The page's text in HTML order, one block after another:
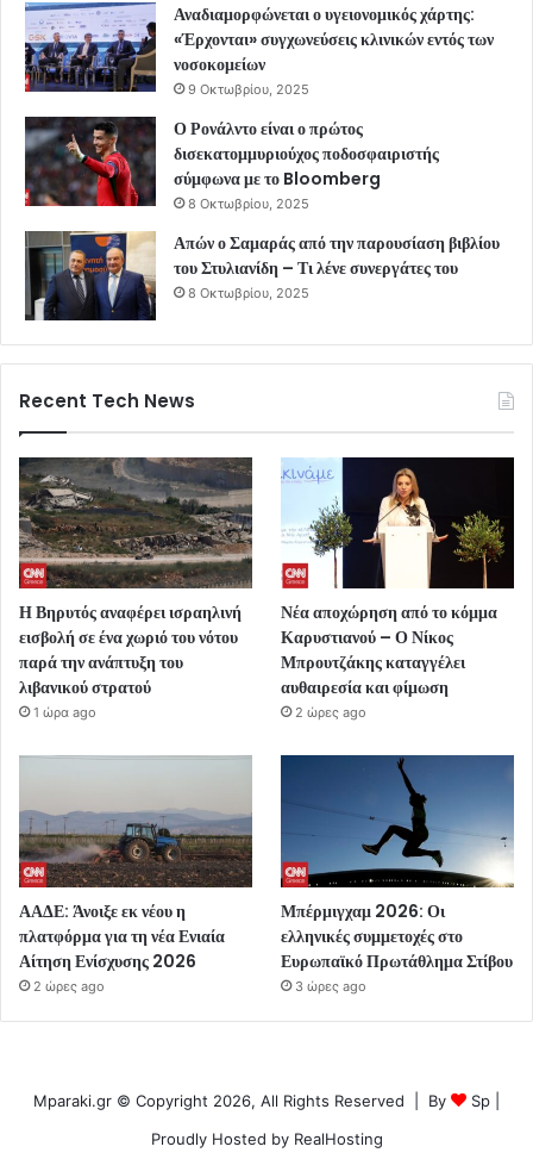
Αναδιαμορφώνεται ο υγειονομικός χάρτης:
«Έρχονται» συγχωνεύσεις κλινικών εντός των
νοσοκομείων
9 Οκτωβρίου, 2025
Ο Ρονάλντο είναι ο πρώτος
δισεκατομμυριούχος ποδοσφαιριστής
σύμφωνα με το Bloomberg
8 Οκτωβρίου, 2025
Απών ο Σαμαράς από την παρουσίαση βιβλίου
του Στυλιανίδη – Τι λένε συνεργάτες του
8 Οκτωβρίου, 2025
Recent Tech News
Η Βηρυτός αναφέρει ισραηλινή
εισβολή σε ένα χωριό του νότου
παρά την ανάπτυξη του
λιβανικού στρατού
1 ώρα ago
Νέα αποχώρηση από το κόμμα
Καρυστιανού – Ο Νίκος
Μπρουτζάκης καταγγέλει
αυθαιρεσία και φίμωση
2 ώρες ago
ΑΑΔΕ: Άνοιξε εκ νέου η
πλατφόρμα για τη νέα Ενιαία
Αίτηση Ενίσχυσης 2026
2 ώρες ago
Μπέρμιγχαμ 2026: Οι
ελληνικές συμμετοχές στο
Ευρωπαϊκό Πρωτάθλημα Στίβου
3 ώρες ago
Mparaki.gr © Copyright 2026, All Rights Reserved | By Sp
Proudly Hosted by RealHosting